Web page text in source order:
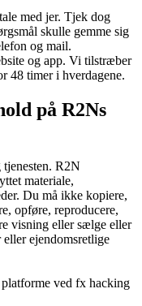
med jer. Tjek dog
skulle gemme sig
og mail.
og app. Vi tilstræber
48 timer i hverdagene.
på R2Ns
R2N
materiale,
Du må ikke kopiere,
opføre, reproducere,
visning eller sælge eller
ejendomsretlige
ved fx hacking